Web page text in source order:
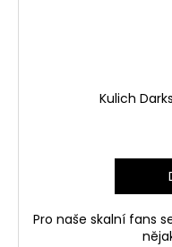
Kulich
Pro naše skalní fans